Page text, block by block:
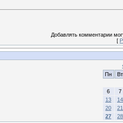
Добавлять комментарии
[
Пн
Вт
6
7
13
14
20
21
27
28